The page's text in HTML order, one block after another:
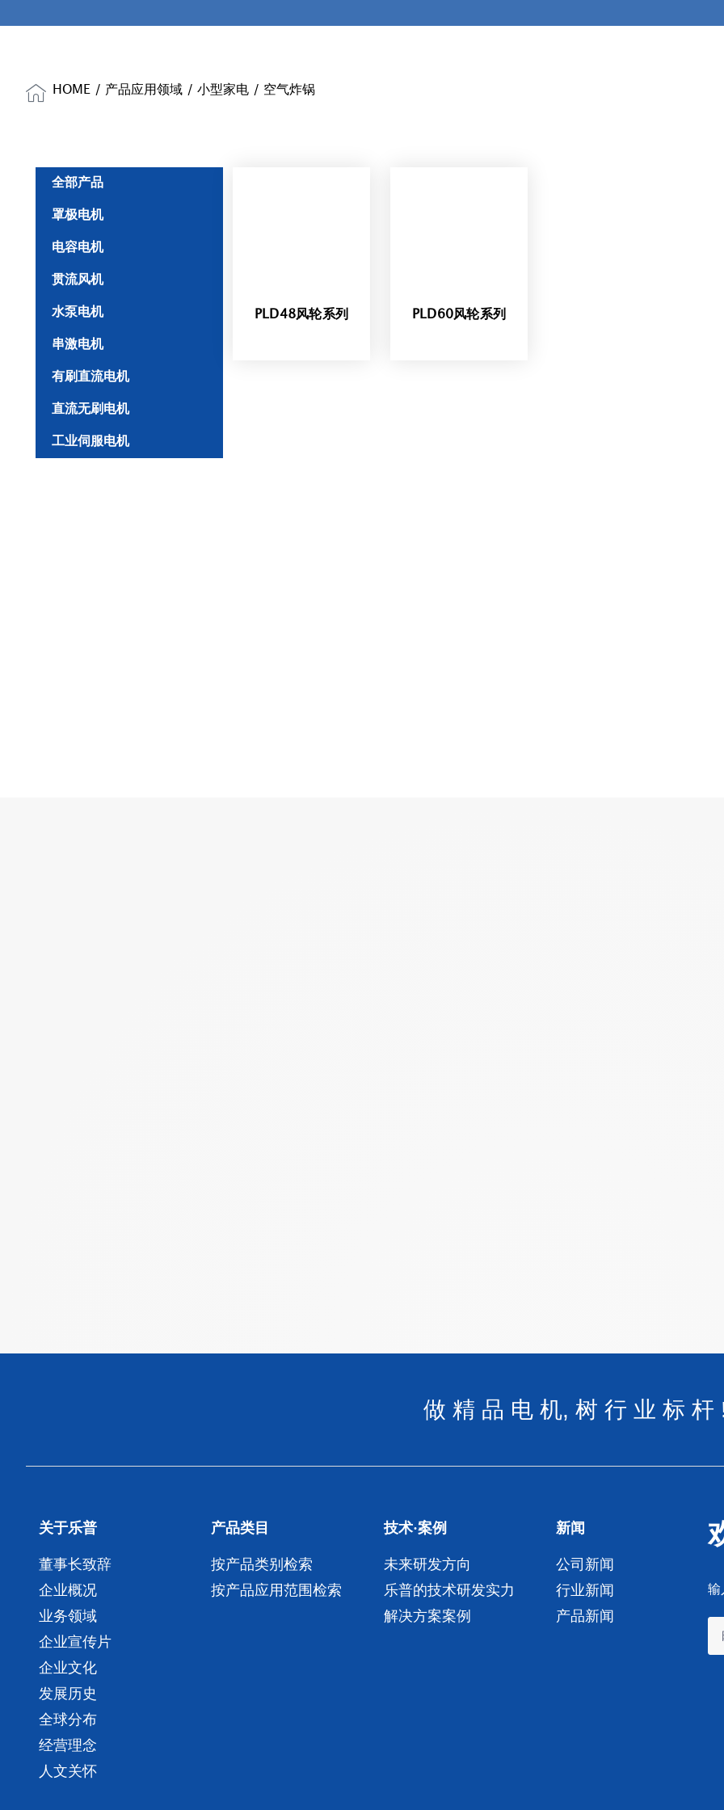
HOME / 产品应用领域 / 小型家电 / 空气炸锅
全部产品
罩极电机
电容电机
贯流风机
水泵电机
串激电机
有刷直流电机
直流无刷电机
工业伺服电机
PLD48风轮系列 PLD60风轮系列
做 精 品 电 机, 树 行 业 标 杆
关于乐普
董事长致辞
企业概况
业务领域
企业宣传片
企业文化
发展历史
全球分布
经营理念
人文关怀
产品类目
按产品类别检索
按产品应用范围检索
技术·案例
未来研发方向
乐普的技术研发实力
解决方案案例
新闻
公司新闻
行业新闻
产品新闻
输